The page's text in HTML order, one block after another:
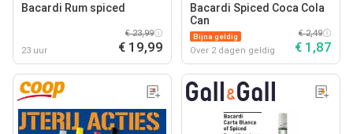
Bacardi Rum spiced
23 uur
€ 23,99
€ 19,99
Bacardi Spiced Coca Cola
Can
Bijna geldig
Over 2 dagen geldig
€ 2,49
€ 1,87